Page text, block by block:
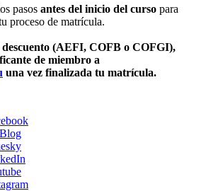
pasos antes del inicio del curso para
proceso de matrícula.
(AEFI, COFB o COFGI),
de miembro a
una vez finalizada tu matrícula.